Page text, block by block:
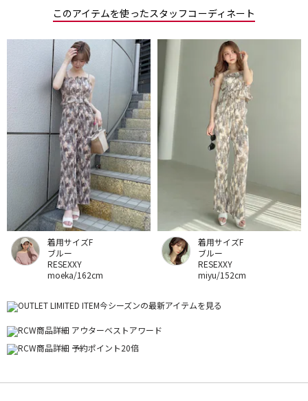
このアイテムを使ったスタッフコーディネート
着用サイズF
ブルー
RESEXXY
moeka/162cm
着用サイズF
ブルー
RESEXXY
miyu/152cm